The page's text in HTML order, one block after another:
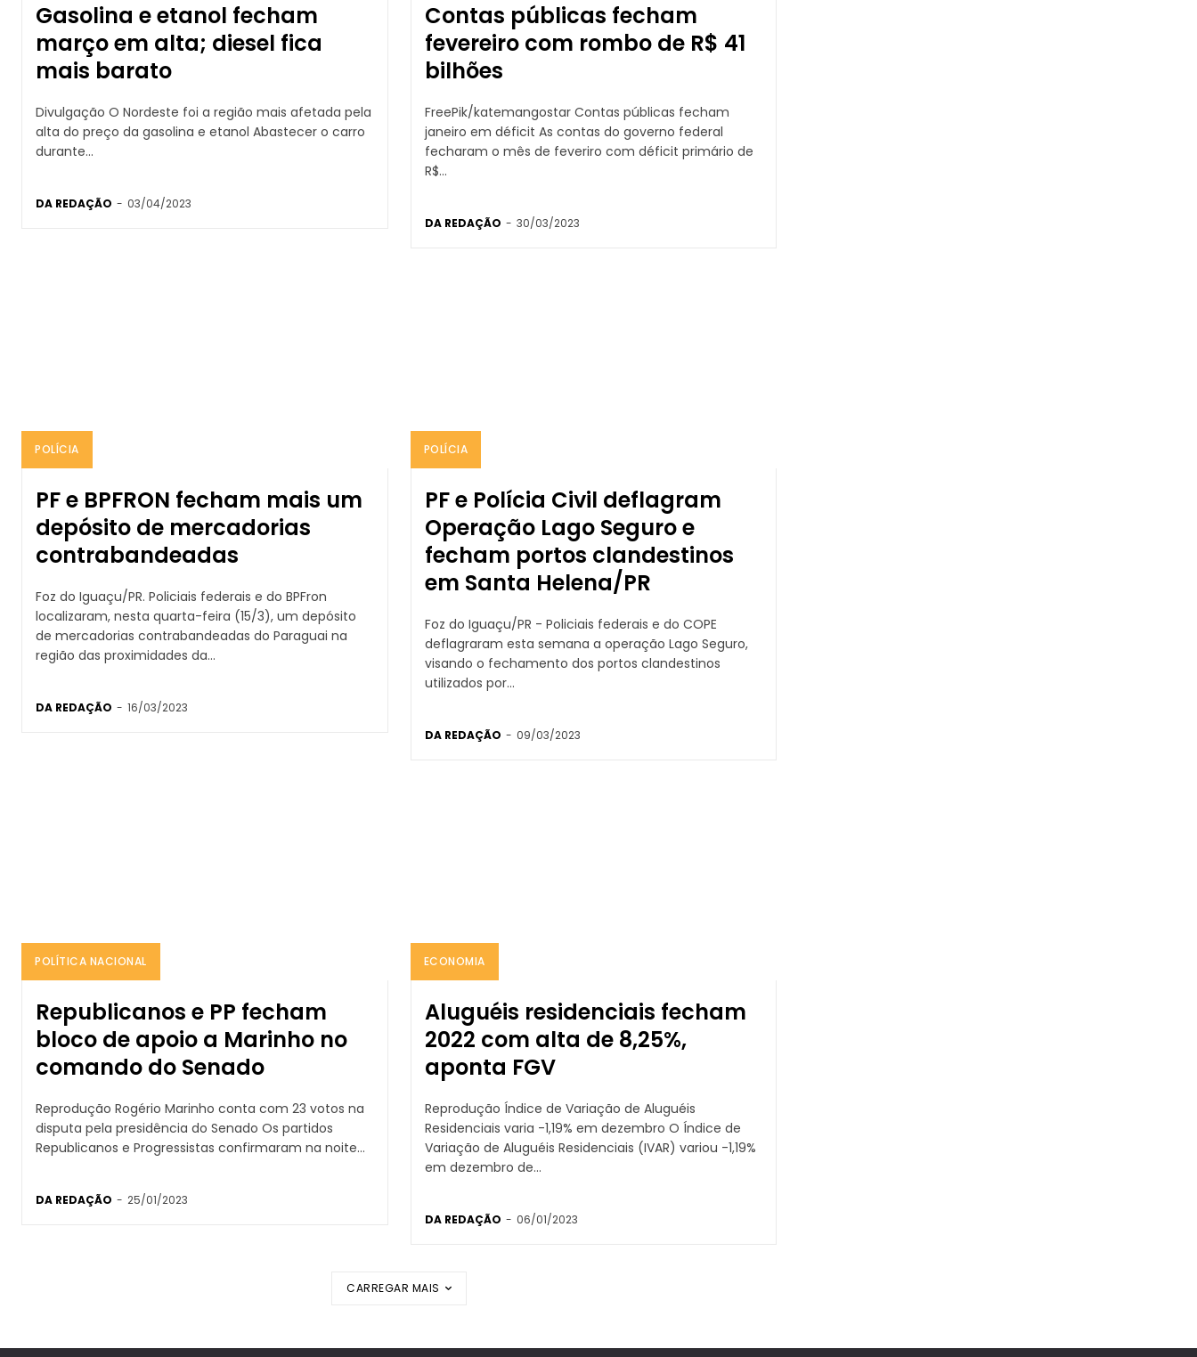
Gasolina e etanol fecham
março em alta; diesel fica
mais barato
Divulgação O Nordeste foi a região mais afetada pela
alta do preço da gasolina e etanol Abastecer o carro
durante...
DA REDAÇÃO - 03/04/2023
Contas públicas fecham
fevereiro com rombo de R$ 41
bilhões
FreePik/katemangostar Contas públicas fecham
janeiro em déficit As contas do governo federal
fecharam o mês de feveriro com déficit primário de
R$...
DA REDAÇÃO - 30/03/2023
POLÍCIA
PF e BPFRON fecham mais um
depósito de mercadorias
contrabandeadas
Foz do Iguaçu/PR. Policiais federais e do BPFron
localizaram, nesta quarta-feira (15/3), um depósito
de mercadorias contrabandeadas do Paraguai na
região das proximidades da...
DA REDAÇÃO - 16/03/2023
POLÍCIA
PF e Polícia Civil deflagram
Operação Lago Seguro e
fecham portos clandestinos
em Santa Helena/PR
Foz do Iguaçu/PR - Policiais federais e do COPE
deflagraram esta semana a operação Lago Seguro,
visando o fechamento dos portos clandestinos
utilizados por...
DA REDAÇÃO - 09/03/2023
POLÍTICA NACIONAL
Republicanos e PP fecham
bloco de apoio a Marinho no
comando do Senado
Reprodução Rogério Marinho conta com 23 votos na
disputa pela presidência do Senado Os partidos
Republicanos e Progressistas confirmaram na noite...
DA REDAÇÃO - 25/01/2023
ECONOMIA
Aluguéis residenciais fecham
2022 com alta de 8,25%,
aponta FGV
Reprodução Índice de Variação de Aluguéis
Residenciais varia -1,19% em dezembro O Índice de
Variação de Aluguéis Residenciais (IVAR) variou -1,19%
em dezembro de...
DA REDAÇÃO - 06/01/2023
CARREGAR MAIS